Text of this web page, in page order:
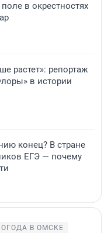
в окрестностях
растет»: репортаж
в истории
конец? В стране
ЕГЭ — почему
В ОМСКЕ